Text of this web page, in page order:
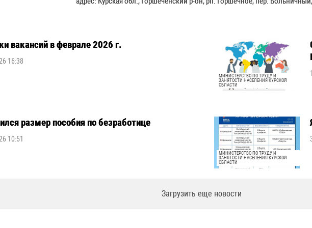
вакансий в феврале 2026 г.
16:38
МИНИСТЕРСТВО ПО ТРУДУ И
ЗАНЯТОСТИ НАСЕЛЕНИЯ КУРСКОЙ
ОБЛАСТИ
размер пособия по безработице
10:51
МИНИСТЕРСТВО ПО ТРУДУ И
ЗАНЯТОСТИ НАСЕЛЕНИЯ КУРСКОЙ
ОБЛАСТИ
Загрузить еще новости